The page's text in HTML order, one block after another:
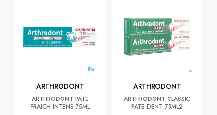
ARTHRODONT
ARTHRODONT PATE
FRAICH INTENS 75ML
ARTHRODONT
ARTHRODONT CLASSIC
PATE DENT 75ML2